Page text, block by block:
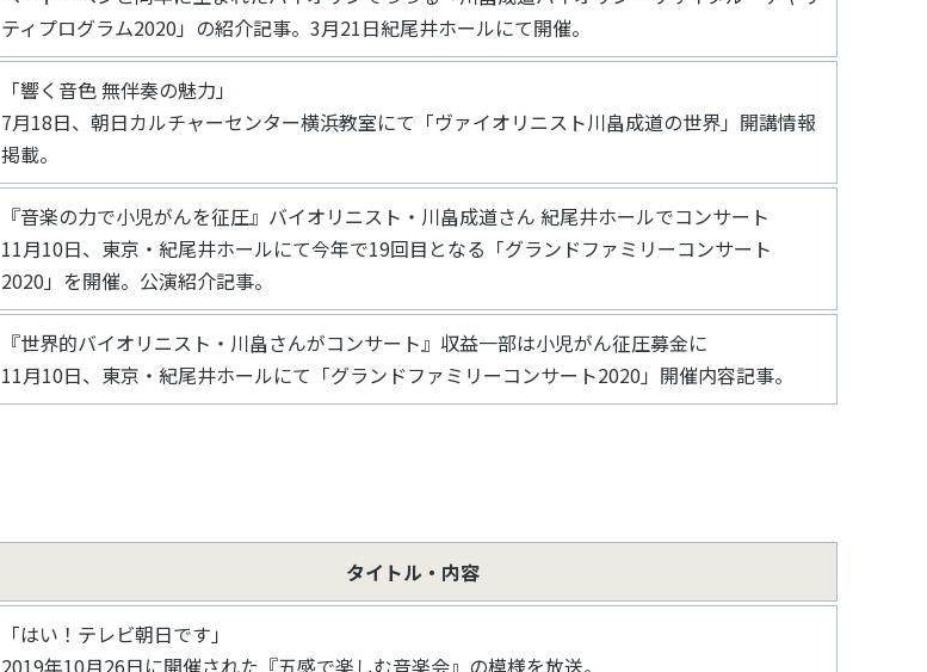
ティプログラム2020」の紹介記事。3月21日紀尾井ホールにて開催。
「響く音色 無伴奏の魅力」
7月18日、朝日カルチャーセンター横浜教室にて「ヴァイオリニスト川畠成道の世界」開講情報
掲載。
『音楽の力で小児がんを征圧』バイオリニスト・川畠成道さん 紀尾井ホールでコンサート
11月10日、東京・紀尾井ホールにて今年で19回目となる「グランドファミリーコンサート
2020」を開催。公演紹介記事。
『世界的バイオリニスト・川畠さんがコンサート』収益一部は小児がん征圧募金に
11月10日、東京・紀尾井ホールにて「グランドファミリーコンサート2020」開催内容記事。
タイトル・内容
「はい！テレビ朝日です」
2019年10月26日に開催された『五感で楽しむ音楽会』の模様を放送。